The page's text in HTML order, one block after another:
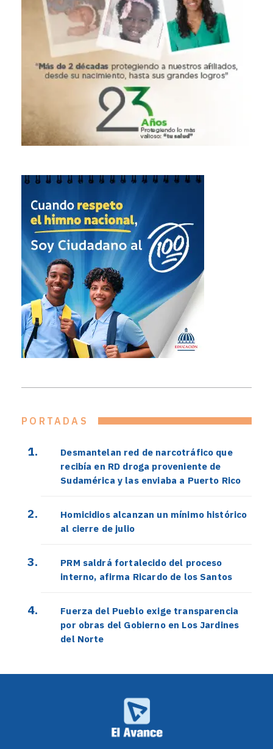
PORTADAS
Desmantelan red de narcotráfico que
recibía en RD droga proveniente de
Sudamérica y las enviaba a Puerto Rico
Homicidios alcanzan un mínimo histórico
al cierre de julio
PRM saldrá fortalecido del proceso
interno, afirma Ricardo de los Santos
Fuerza del Pueblo exige transparencia
por obras del Gobierno en Los Jardines
del Norte